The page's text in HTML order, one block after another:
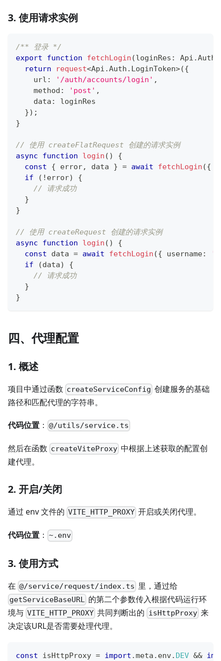
3. 使用请求实例
/** 登录 */
export
function fetchLogin (loginRes : Api .Auth
return
request<Api .Auth . LoginToken>({
    url
: '/auth/accounts/login' ,
    method
: 'post' ,
    data
:
loginRes
}) ;
}
// 使用 createFlatRequest 创建的请求实例
async
function login ( )
{
const
{ error, data } = await fetchLogin ({
if
( ! error)
{
// 请求成功
}
}
// 使用 createRequest 创建的请求实例
async
function login ( )
{
const data = await fetchLogin ({ username:
if
(data)
{
// 请求成功
}
}
四、代理配置
1. 概述
项目中通过函数 createServiceConfig 创建服务的基础
路径和匹配代理的字符串。
代码位置 ： @/utils/service.ts
然后在函数 createViteProxy 中根据上述获取的配置创
建代理。
2. 开启/关闭
通过 env 文件的 VITE_HTTP_PROXY 开启或关闭代理。
代码位置 ： ~.env
3. 使用方式
在 @/service/request/index.ts 里，通过给
getServiceBaseURL 的第二个参数传入根据代码运行环
境与 VITE_HTTP_PROXY 共同判断出的 isHttpProxy来
决定该URL是否需要处理代理。
const isHttpProxy = import .meta . env. DEV &&